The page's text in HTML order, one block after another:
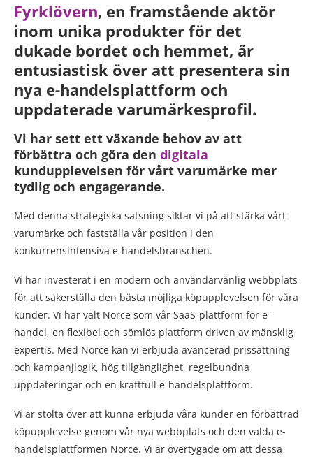
Fyrklövern, en framstående aktör
inom unika produkter för det
dukade bordet och hemmet, är
entusiastisk över att presentera sin
nya e-handelsplattform och
uppdaterade varumärkesprofil.
Vi har sett ett växande behov av att
förbättra och göra den digitala
kundupplevelsen för vårt varumärke mer
tydlig och engagerande.
Med denna strategiska satsning siktar vi på att stärka vårt
varumärke och fastställa vår position i den
konkurrensintensiva e-handelsbranschen.
Vi har investerat i en modern och användarvänlig webbplats
för att säkerställa den bästa möjliga köpupplevelsen för våra
kunder. Vi har valt Norce som vår SaaS-plattform för e-
handel, en flexibel och sömlös plattform driven av mänsklig
expertis. Med Norce kan vi erbjuda avancerad prissättning
och kampanjlogik, hög tillgänglighet, regelbundna
uppdateringar och en kraftfull e-handelsplattform.
Vi är stolta över att kunna erbjuda våra kunder en förbättrad
köpupplevelse genom vår nya webbplats och den valda e-
handelsplattformen Norce. Vi är övertygade om att dessa